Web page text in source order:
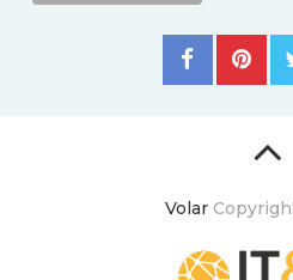
Volar